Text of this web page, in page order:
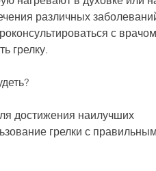
различных
с
грелку.
достижения наилучших
грелки с правильным